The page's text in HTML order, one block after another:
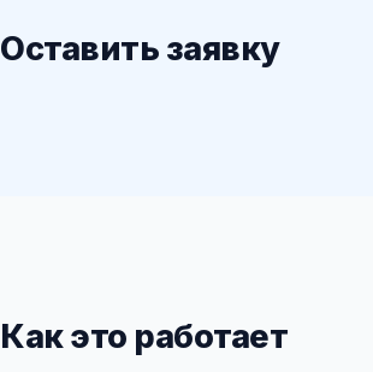
Оставить заявку
Как это работает